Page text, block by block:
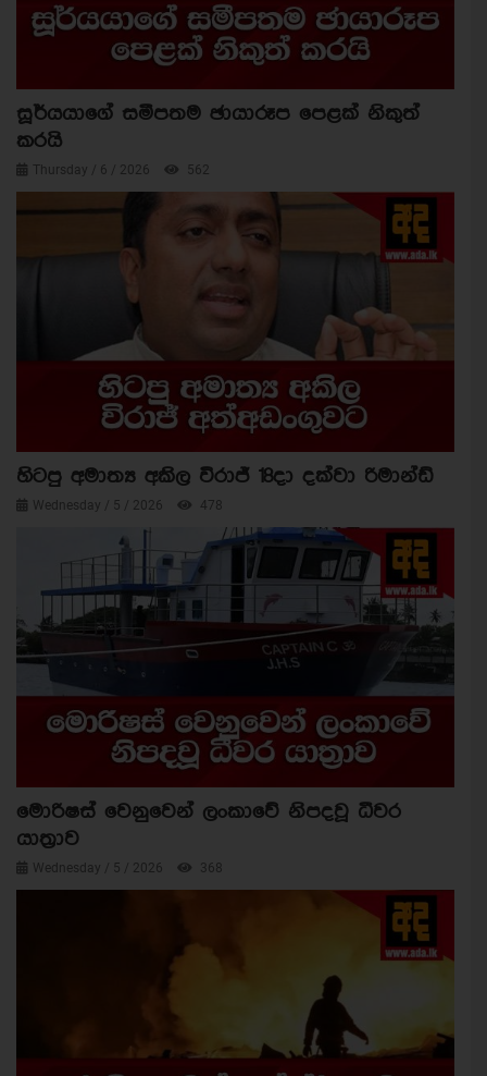
සූර්යයාගේ සමීපතම ඡායාරූප පෙළක් නිකුත්
කරයි
Thursday / 6 / 2026 562
හිටපු අමාත්‍ය අකිල විරාජ් 18දා දක්වා රිමාන්ඩ්
Wednesday / 5 / 2026 478
මොරිෂස් වෙනුවෙන් ලංකාවේ නිපදවූ ධීවර
යාත්‍රාව
Wednesday / 5 / 2026 368